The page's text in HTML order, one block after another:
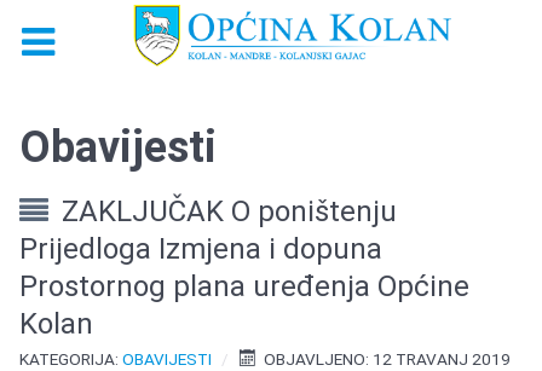
Obavijesti
ZAKLJUČAK O poništenju
Prijedloga Izmjena i dopuna
Prostornog plana uređenja Općine
Kolan
KATEGORIJA:OBAVIJESTI OBJAVLJENO: 12 TRAVANJ 2019